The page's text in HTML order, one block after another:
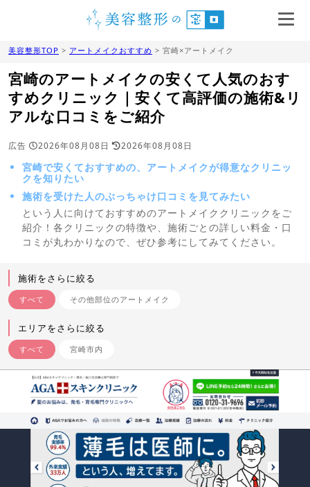
美容整形TOP > アートメイクおすすめ > 宮崎×アートメイク
宮崎のアートメイクの安くて人気のおす
すめクリニック｜安くて高評価の施術&リ
アルな口コミをご紹介
広告 2026年08月08日 2026年08月08日
宮崎で安くておすすめの、アートメイクが得意なクリニッ
クを知りたい
施術を受けた人のぶっちゃけ口コミを見てみたい
という人に向けておすすめのアートメイククリニックをご
紹介！各クリニックの特徴や、施術ごとの詳しい料金・口
コミが丸わかりなので、ぜひ参考にしてみてください。
施術をさらに絞る
すべて その他部位のアートメイク
エリアをさらに絞る
すべて 宮崎市内